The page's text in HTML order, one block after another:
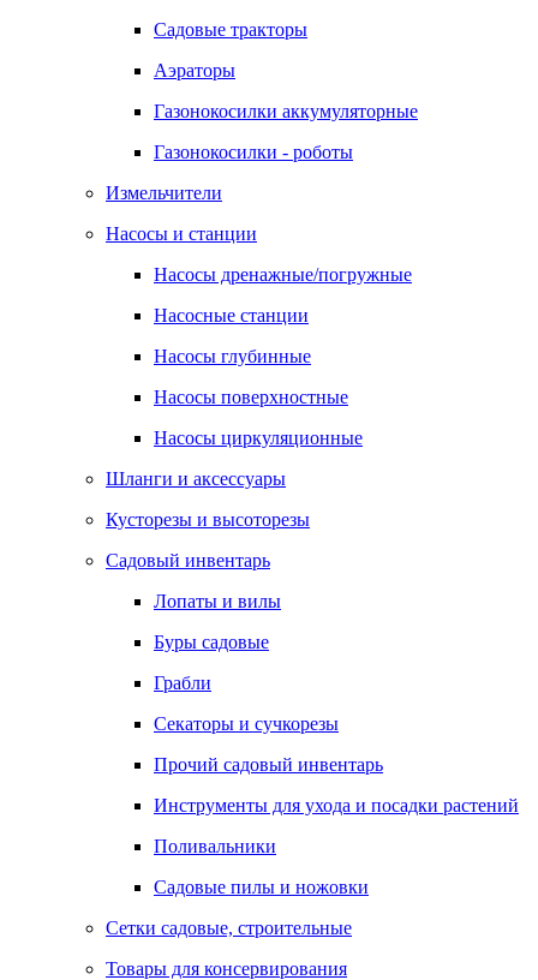
Садовые тракторы
Аэраторы
Газонокосилки аккумуляторные
Газонокосилки - роботы
Измельчители
Насосы и станции
Насосы дренажные/погружные
Насосные станции
Насосы глубинные
Насосы поверхностные
Насосы циркуляционные
Шланги и аксессуары
Кусторезы и высоторезы
Садовый инвентарь
Лопаты и вилы
Буры садовые
Грабли
Секаторы и сучкорезы
Прочий садовый инвентарь
Инструменты для ухода и посадки растений
Поливальники
Садовые пилы и ножовки
Сетки садовые, строительные
Товары для консервирования